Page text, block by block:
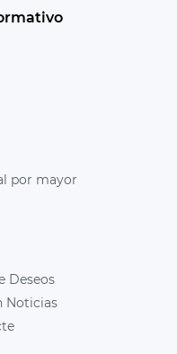
por mayor
Deseos
Noticias